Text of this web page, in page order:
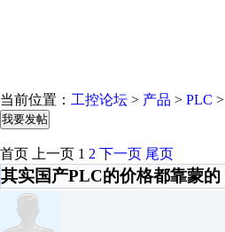
当前位置： 工控论坛 > 产品 > PLC >
我要发帖
首页 上一页 1 2 下一页 尾页
其实国产PLC的价格都靠蒙的